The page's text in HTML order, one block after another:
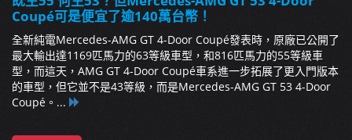
Coupé可是便宜了逾140萬台幣！
全新純電Mercedes-AMG GT 4-Door Coupé發表時，原廠已公開了
最大輸出達1169匹馬力的63等級車型，和816匹馬力的55等級車
型，而這天，AMG GT 4-Door Coupé車系進一步拓展了更入門版本
的車型，但它並不是43等級，而是Mercedes-AMG GT 53 4-Door
Coupé。...